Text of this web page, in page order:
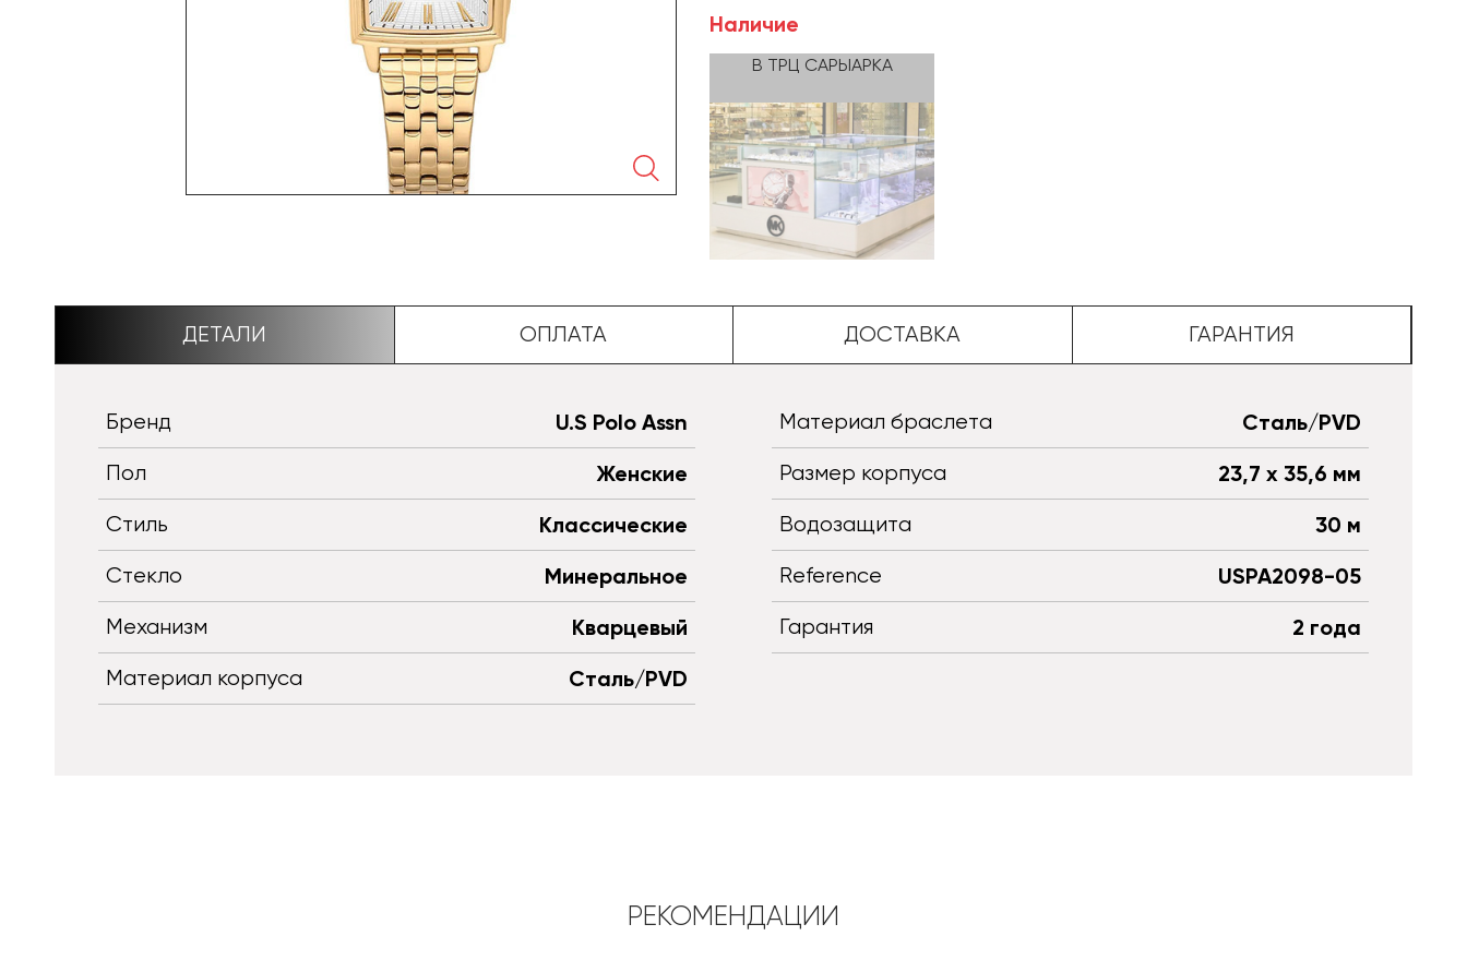
Наличие
В ТРЦ САРЫАРКА
ДЕТАЛИ ОПЛАТА ДОСТАВКА ГАРАНТИЯ
Бренд U.S Polo Assn
Пол Женские
Стиль Классические
Стекло Минеральное
Механизм Кварцевый
Материал корпуса Сталь/PVD
Материал браслета Сталь/PVD
Размер корпуса 23,7 x 35,6 мм
Водозащита 30 м
Reference USPA2098-05
Гарантия 2 года
РЕКОМЕНДАЦИИ